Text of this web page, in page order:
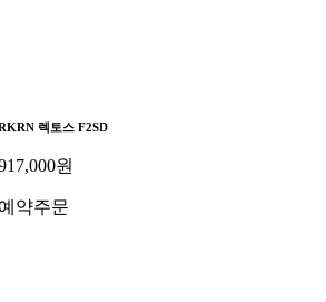
렉토스 F2SD
원
약주문